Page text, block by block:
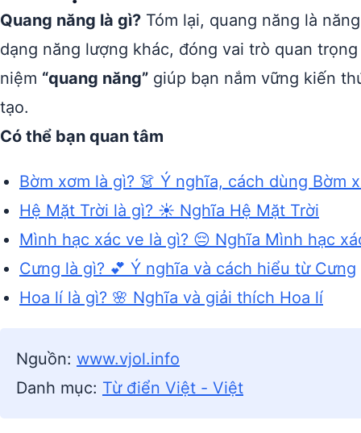
Quang năng là gì? Tóm lại, quang năng là
dạng năng lượng khác, đóng vai trò quan
niệm “quang năng” giúp bạn nắm vững kiến
tạo.
Có thể bạn quan tâm
Bờm xơm là gì? 👗 Ý nghĩa, cách dùng Bờm
Hệ Mặt Trời là gì? ☀️ Nghĩa Hệ Mặt Trời
Mình hạc xác ve là gì? 😔 Nghĩa Mình hạc
Cưng là gì? 💕 Ý nghĩa và cách hiểu từ Cưng
Hoa lí là gì? 🌸 Nghĩa và giải thích Hoa lí
Nguồn: www.vjol.info
Danh mục: Từ điển Việt - Việt